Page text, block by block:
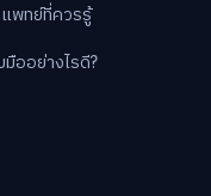
พทย์ที่ควรรู้
ออย่างไรดี?